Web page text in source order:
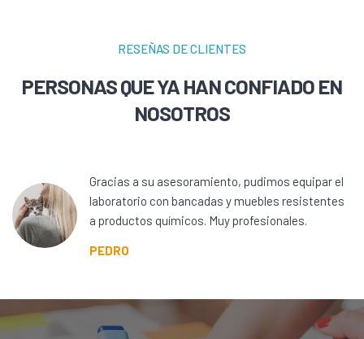
RESEÑAS DE CLIENTES
PERSONAS QUE YA HAN CONFIADO EN
NOSOTROS
Gracias a su asesoramiento, pudimos equipar el
laboratorio con bancadas y muebles resistentes
a productos químicos. Muy profesionales.
PEDRO